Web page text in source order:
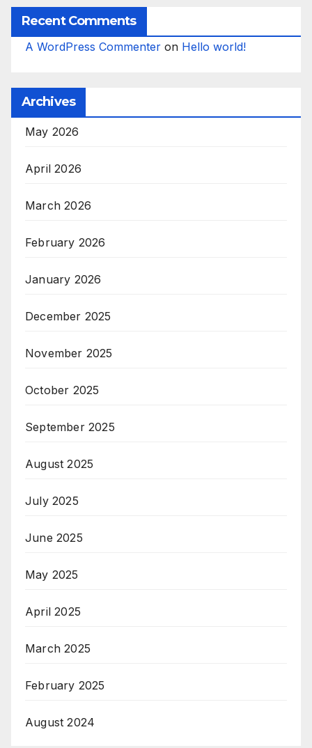
Recent Comments
A WordPress Commenter on Hello world!
Archives
May 2026
April 2026
March 2026
February 2026
January 2026
December 2025
November 2025
October 2025
September 2025
August 2025
July 2025
June 2025
May 2025
April 2025
March 2025
February 2025
August 2024